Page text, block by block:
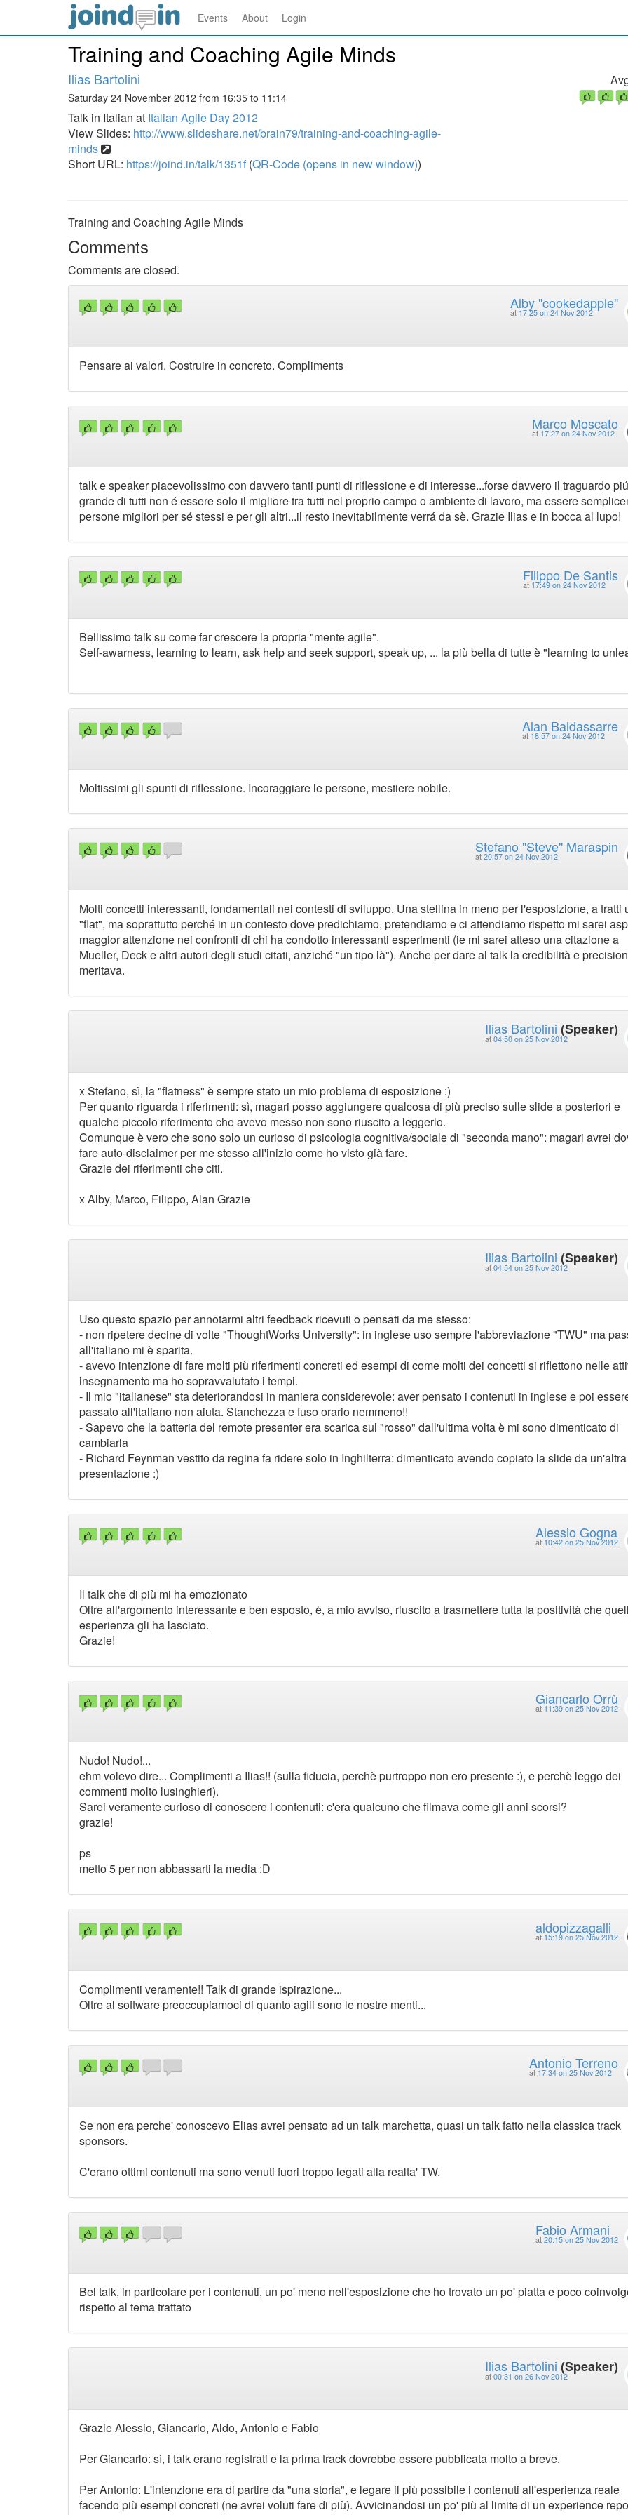
Events About Login
Training and Coaching Agile Minds
Ilias Bartolini
Saturday 24 November 2012 from 16:35 to 11:14
Talk in Italian at Italian Agile Day 2012
View Slides: http://www.slideshare.net/brain79/training-and-coaching-agile-
minds
Short URL: https://joind.in/talk/1351f (QR-Code (opens in new window))
Training and Coaching Agile Minds
Comments
Comments are closed.
Alby "cookedapple"
at 17:25 on 24 Nov 2012
Pensare ai valori. Costruire in concreto. Compliments
Marco Moscato
at 17:27 on 24 Nov 2012
talk e speaker piacevolissimo con davvero tanti punti di riflessione e di interesse...forse davvero il traguardo piú
grande di tutti non é essere solo il migliore tra tutti nel proprio campo o ambiente di lavoro, ma essere
persone migliori per sé stessi e per gli altri...il resto inevitabilmente verrá da sè. Grazie Ilias e in bocca al lupo!
Filippo De Santis
at 17:49 on 24 Nov 2012
Bellissimo talk su come far crescere la propria "mente agile".
Self-awarness, learning to learn, ask help and seek support, speak up, ... la più bella di tutte è "learning to
Alan Baldassarre
at 18:57 on 24 Nov 2012
Moltissimi gli spunti di riflessione. Incoraggiare le persone, mestiere nobile.
Stefano "Steve" Maraspin
at 20:57 on 24 Nov 2012
Molti concetti interessanti, fondamentali nei contesti di sviluppo. Una stellina in meno per l'esposizione, a tratti
"flat", ma soprattutto perché in un contesto dove predichiamo, pretendiamo e ci attendiamo rispetto mi sarei
maggior attenzione nei confronti di chi ha condotto interessanti esperimenti (ie mi sarei atteso una citazione a
Mueller, Deck e altri autori degli studi citati, anziché "un tipo là"). Anche per dare al talk la credibilità e
meritava.
Ilias Bartolini (Speaker)
at 04:50 on 25 Nov 2012
x Stefano, sì, la "flatness" è sempre stato un mio problema di esposizione :)
Per quanto riguarda i riferimenti: sì, magari posso aggiungere qualcosa di più preciso sulle slide a posteriori e
qualche piccolo riferimento che avevo messo non sono riuscito a leggerlo.
Comunque è vero che sono solo un curioso di psicologia cognitiva/sociale di "seconda mano": magari avrei
fare auto-disclaimer per me stesso all'inizio come ho visto già fare.
Grazie dei riferimenti che citi.
x Alby, Marco, Filippo, Alan Grazie
Ilias Bartolini (Speaker)
at 04:54 on 25 Nov 2012
Uso questo spazio per annotarmi altri feedback ricevuti o pensati da me stesso:
- non ripetere decine di volte "ThoughtWorks University": in inglese uso sempre l'abbreviazione "TWU" ma
all'italiano mi è sparita.
- avevo intenzione di fare molti più riferimenti concreti ed esempi di come molti dei concetti si riflettono nelle
insegnamento ma ho sopravvalutato i tempi.
- Il mio "italianese" sta deteriorandosi in maniera considerevole: aver pensato i contenuti in inglese e poi
passato all'italiano non aiuta. Stanchezza e fuso orario nemmeno!!
- Sapevo che la batteria del remote presenter era scarica sul "rosso" dall'ultima volta è mi sono dimenticato di
cambiarla
- Richard Feynman vestito da regina fa ridere solo in Inghilterra: dimenticato avendo copiato la slide da
presentazione :)
Alessio Gogna
at 10:42 on 25 Nov 2012
Il talk che di più mi ha emozionato
Oltre all'argomento interessante e ben esposto, è, a mio avviso, riuscito a trasmettere tutta la positività che
esperienza gli ha lasciato.
Grazie!
Giancarlo Orrù
at 11:39 on 25 Nov 2012
Nudo! Nudo!...
ehm volevo dire... Complimenti a Ilias!! (sulla fiducia, perchè purtroppo non ero presente :), e perchè leggo dei
commenti molto lusinghieri).
Sarei veramente curioso di conoscere i contenuti: c'era qualcuno che filmava come gli anni scorsi?
grazie!
ps
metto 5 per non abbassarti la media :D
aldopizzagalli
at 15:19 on 25 Nov 2012
Complimenti veramente!! Talk di grande ispirazione...
Oltre al software preoccupiamoci di quanto agili sono le nostre menti...
Antonio Terreno
at 17:34 on 25 Nov 2012
Se non era perche' conoscevo Elias avrei pensato ad un talk marchetta, quasi un talk fatto nella classica track
sponsors.
C'erano ottimi contenuti ma sono venuti fuori troppo legati alla realta' TW.
Fabio Armani
at 20:15 on 25 Nov 2012
Bel talk, in particolare per i contenuti, un po' meno nell'esposizione che ho trovato un po' piatta e poco
rispetto al tema trattato
Ilias Bartolini (Speaker)
at 00:31 on 26 Nov 2012
Grazie Alessio, Giancarlo, Aldo, Antonio e Fabio
Per Giancarlo: sì, i talk erano registrati e la prima track dovrebbe essere pubblicata molto a breve.
Per Antonio: L'intenzione era di partire da "una storia", e legare il più possibile i contenuti all'esperienza reale
facendo più esempi concreti (ne avrei voluti fare di più). Avvicinandosi un po' più al limite di un experience